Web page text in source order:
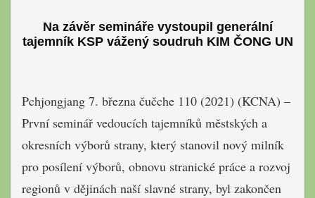
Na závěr semináře vystoupil generální
tajemník KSP vážený soudruh KIM ČONG UN
Pchjongjang 7. března čučche 110 (2021) (KCNA) –
První seminář vedoucích tajemníků městských a
okresních výborů strany, který stanovil nový milník
pro posílení výborů, obnovu stranické práce a rozvoj
regionů v dějinách naší slavné strany, byl zakončen